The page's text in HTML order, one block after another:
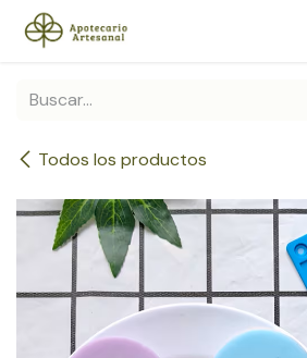
Ir al contenido
Todos los productos